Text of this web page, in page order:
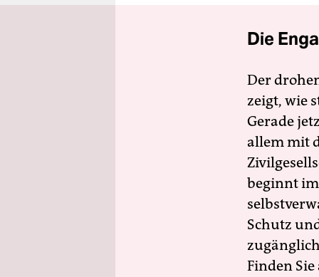
Die
Der
zeigt, wie
Gerade
allem mit
beginnt
Schutz
Finden